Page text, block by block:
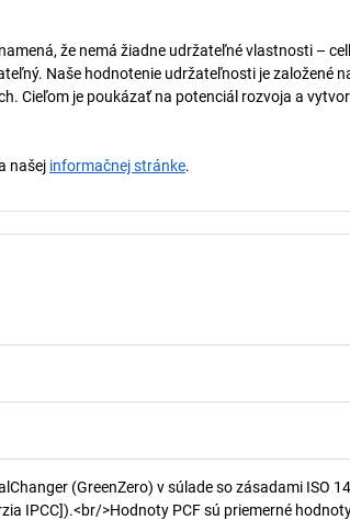
že nemá žiadne udržateľné vlastnosti –
Naše hodnotenie udržateľnosti je založené
Cieľom je poukázať na potenciál rozvoja a
našej informačnej stránke.
(GreenZero) v súlade so zásadami ISO
IPCC]).<br/>Hodnoty PCF sú priemerné